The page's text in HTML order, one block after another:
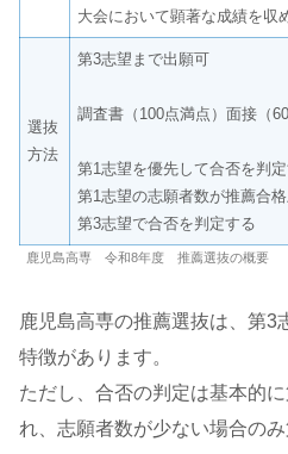
大会において顕著な成績を収
選抜
方法
第3志望まで出願可
調査書（100点満点）面接（60
第1志望を優先して合否を判
第1志望の志願者数が推薦合
第3志望で合否を判定する
鹿児島高専 令和8年度 推薦選抜の概要
鹿児島高専の推薦選抜は、第3
特徴があります。
ただし、合否の判定は基本的
れ、志願者数が少ない場合の